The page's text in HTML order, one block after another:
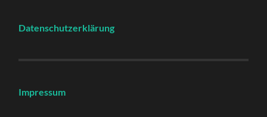
Datenschutzerklärung
Impressum